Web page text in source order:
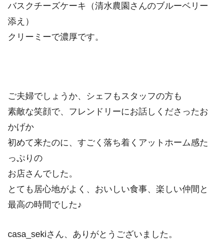
バスクチーズケーキ（清水農園さんのブルーベリー
添え）
クリーミーで濃厚です。
ご夫婦でしょうか、シェフもスタッフの方も
素敵な笑顔で、フレンドリーにお話しくださったお
かげか
初めて来たのに、すごく落ち着くアットホーム感た
っぷりの
お店さんでした。
とても居心地がよく、おいしい食事、楽しい仲間と
最高の時間でした♪
casa_sekiさん、ありがとうございました。